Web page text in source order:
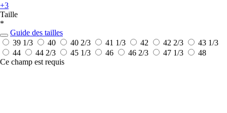
+3
Taille
*
Guide des tailles
39 1/3
40 40 2/3 41 1/3 42 42 2/3
43 1/3
44
44 2/3 45 1/3 46 46 2/3 47 1/3
48
Ce champ est requis